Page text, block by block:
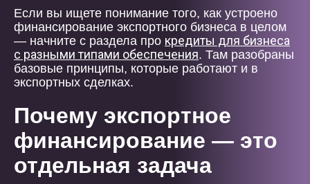
Если вы ищете понимание того, как устроено
финансирование экспортного бизнеса в целом
— начните с раздела про кредиты для бизнеса
с разными типами обеспечения. Там разобраны
базовые принципы, которые работают и в
экспортных сделках.
Почему экспортное
финансирование — это
отдельная задача